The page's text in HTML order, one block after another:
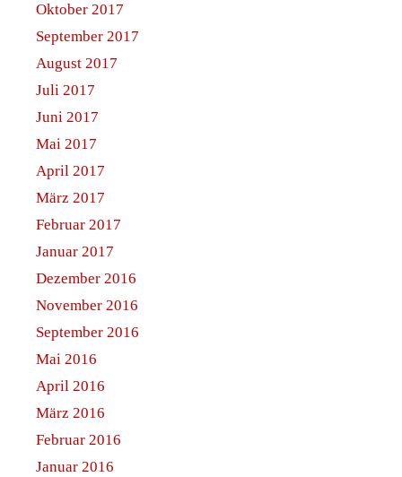
Oktober 2017
September 2017
August 2017
Juli 2017
Juni 2017
Mai 2017
April 2017
März 2017
Februar 2017
Januar 2017
Dezember 2016
November 2016
September 2016
Mai 2016
April 2016
März 2016
Februar 2016
Januar 2016